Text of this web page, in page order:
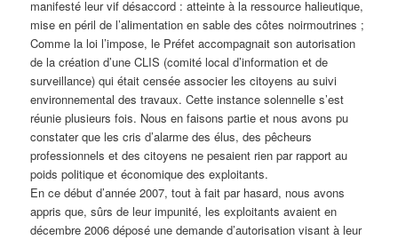
manifesté leur vif désaccord : atteinte à la ressource halieutique,
mise en péril de l’alimentation en sable des côtes noirmoutrines ;
Comme la loi l’impose, le Préfet accompagnait son autorisation
de la création d’une CLIS (comité local d’information et de
surveillance) qui était censée associer les citoyens au suivi
environnemental des travaux. Cette instance solennelle s’est
réunie plusieurs fois. Nous en faisons partie et nous avons pu
constater que les cris d’alarme des élus, des pêcheurs
professionnels et des citoyens ne pesaient rien par rapport au
poids politique et économique des exploitants.
En ce début d’année 2007, tout à fait par hasard, nous avons
appris que, sûrs de leur impunité, les exploitants avaient en
décembre 2006 déposé une demande d’autorisation visant à leur